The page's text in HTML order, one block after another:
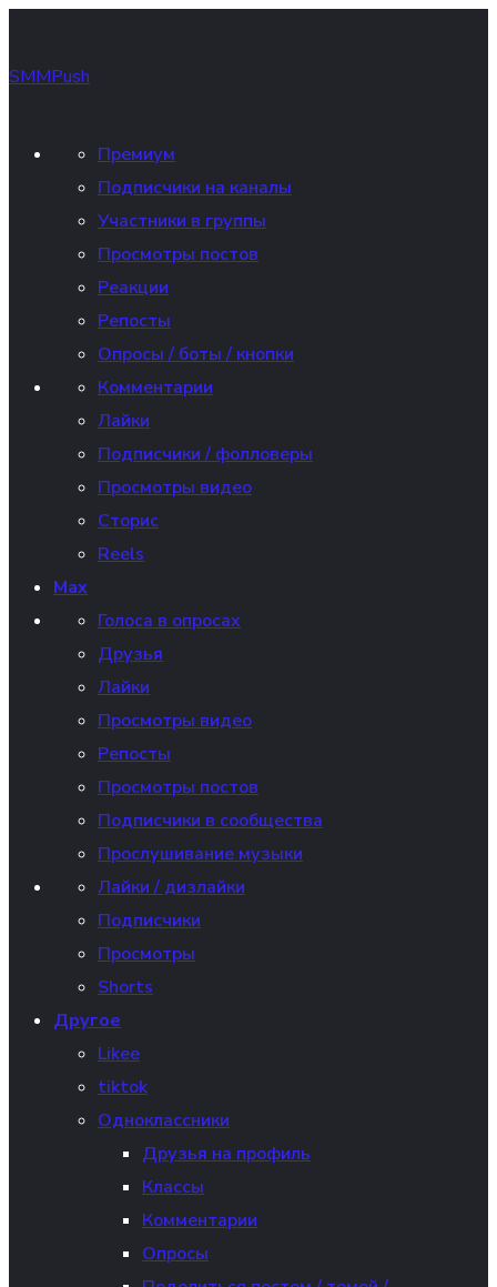
SMMPush
Премиум
Подписчики на каналы
Участники в группы
Просмотры постов
Реакции
Репосты
Опросы / боты / кнопки
Комментарии
Лайки
Подписчики / фолловеры
Просмотры видео
Сторис
Reels
Max
Голоса в опросах
Друзья
Лайки
Просмотры видео
Репосты
Просмотры постов
Подписчики в сообщества
Прослушивание музыки
Лайки / дизлайки
Подписчики
Просмотры
Shorts
Другое
Likee
tiktok
Одноклассники
Друзья на профиль
Классы
Комментарии
Опросы